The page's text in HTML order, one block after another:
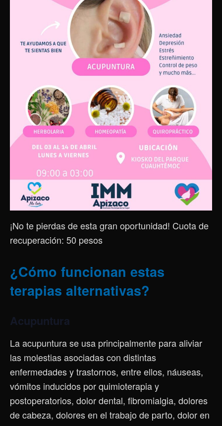
¡No te pierdas de esta gran oportunidad! Cuota de
recuperación: 50 pesos
¿Cómo funcionan estas
terapias alternativas?
Acupuntura
La acupuntura se usa principalmente para aliviar
las molestias asociadas con distintas
enfermedades y trastornos, entre ellos, náuseas,
vómitos inducidos por quimioterapia y
postoperatorios, dolor dental, fibromialgia, dolores
de cabeza, dolores en el trabajo de parto, dolor en